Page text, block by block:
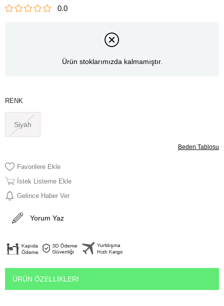
0.0
Ürün stoklarımızda kalmamıştır.
RENK
Siyah
Beden Tablosu
Favorilere Ekle
İstek Listeme Ekle
Gelince Haber Ver
Yorum Yaz
ÜRÜN ÖZELLIKLERI